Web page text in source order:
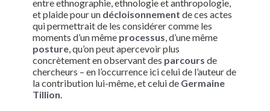
entre ethnographie, ethnologie et anthropologie,
et plaide pour un décloisonnement de ces actes
qui permettrait de les considérer comme les
moments d’un même processus , d’une même
posture, qu’on peut apercevoir plus
concrètement en observant des parcours de
chercheurs – en l’occurrence ici celui de l’auteur de
la contribution lui-même, et celui de Germaine
Tillion